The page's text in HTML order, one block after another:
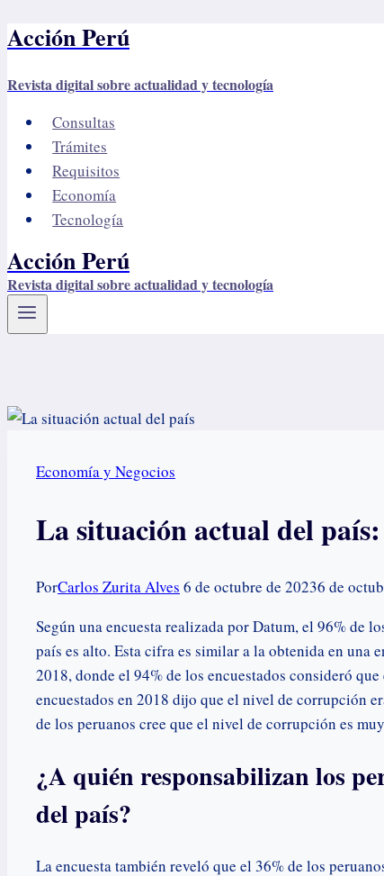
Saltar
contenido
Acción Perú
Revista digital sobre actualidad y tecnología
Consultas
Trámites
Requisitos
Economía
Tecnología
Acción Perú
Revista digital sobre actualidad y tecnología
Economía y Negocios
La situación actual del
PorCarlos Zurita Alves 6 de octubre de 20236 de
Según una encuesta realizada por Datum, el 96% de
país es alto. Esta cifra es similar a la obtenida en una
2018, donde el 94% de los encuestados consideró
encuestados en 2018 dijo que el nivel de corrupción
de los peruanos cree que el nivel de corrupción es
¿A quién responsabilizan los
del país?
La encuesta también reveló que el 36% de los